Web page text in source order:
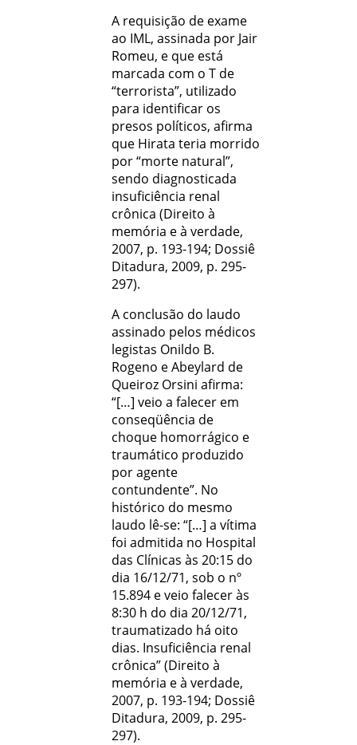
A requisição de exame
ao IML, assinada por Jair
Romeu, e que está
marcada com o T de
“terrorista”, utilizado
para identiﬁcar os
presos políticos, aﬁrma
que Hirata teria morrido
por “morte natural”,
sendo diagnosticada
insuﬁciência renal
crônica (Direito à
memória e à verdade,
2007, p. 193-194; Dossiê
Ditadura, 2009, p. 295-
297).
A conclusão do laudo
assinado pelos médicos
legistas Onildo B.
Rogeno e Abeylard de
Queiroz Orsini aﬁrma:
“[…] veio a falecer em
conseqüência de
choque homorrágico e
traumático produzido
por agente
contundente”. No
histórico do mesmo
laudo lê-se: “[…] a vítima
foi admitida no Hospital
das Clínicas às 20:15 do
dia 16/12/71, sob o nº
15.894 e veio falecer às
8:30 h do dia 20/12/71,
traumatizado há oito
dias. Insuﬁciência renal
crônica” (Direito à
memória e à verdade,
2007, p. 193-194; Dossiê
Ditadura, 2009, p. 295-
297).